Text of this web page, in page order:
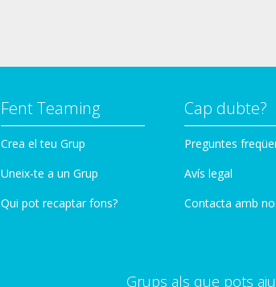
Fent Teaming
Crea el teu Grup
Uneix-te a un Grup
Qui pot recaptar fons?
Cap dubte?
Preguntes
Avís legal
Contacta amb
Grups als que pots